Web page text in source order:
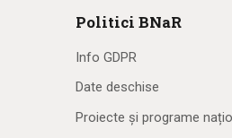
Politici BNaR
Info GDPR
Date deschise
Proiecte și programe